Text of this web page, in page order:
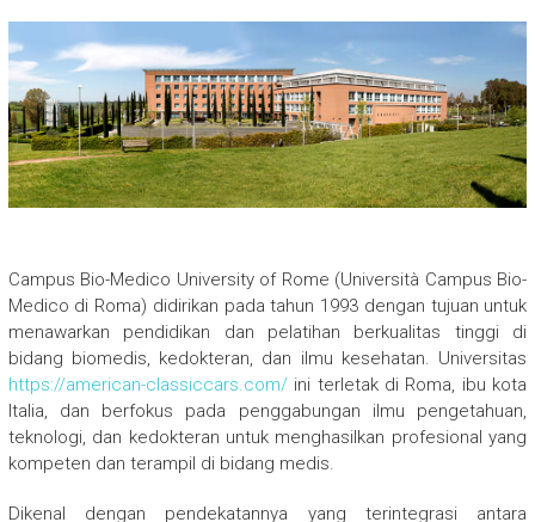
Campus Bio-Medico University of Rome (Università Campus Bio-
Medico di Roma) didirikan pada tahun 1993 dengan tujuan untuk
menawarkan pendidikan dan pelatihan berkualitas tinggi di
bidang biomedis, kedokteran, dan ilmu kesehatan. Universitas
https://american-classiccars.com/ini terletak di Roma, ibu kota
Italia, dan berfokus pada penggabungan ilmu pengetahuan,
teknologi, dan kedokteran untuk menghasilkan profesional yang
kompeten dan terampil di bidang medis.
Dikenal dengan pendekatannya yang terintegrasi antara